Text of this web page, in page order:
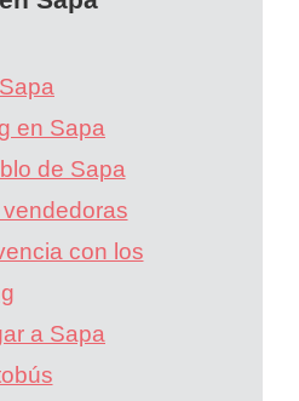
en Sapa
de Sapa
con los
a Sapa